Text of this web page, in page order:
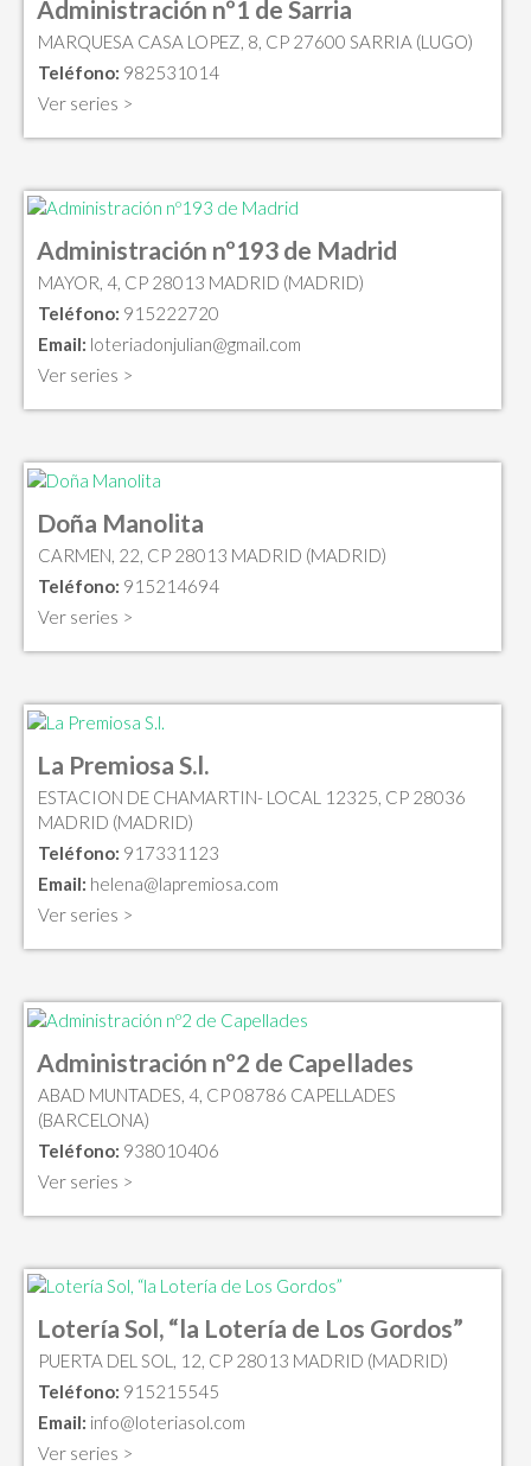
Administración nº1 de Sarria
MARQUESA CASA LOPEZ, 8, CP 27600 SARRIA (LUGO)
Teléfono: 982531014
Ver series >
Administración nº193 de Madrid
MAYOR, 4, CP 28013 MADRID (MADRID)
Teléfono: 915222720
Email: loteriadonjulian@gmail.com
Ver series >
Doña Manolita
CARMEN, 22, CP 28013 MADRID (MADRID)
Teléfono: 915214694
Ver series >
La Premiosa S.l.
ESTACION DE CHAMARTIN- LOCAL 12325, CP 28036
MADRID (MADRID)
Teléfono: 917331123
Email: helena@lapremiosa.com
Ver series >
Administración nº2 de Capellades
ABAD MUNTADES, 4, CP 08786 CAPELLADES
(BARCELONA)
Teléfono: 938010406
Ver series >
Lotería Sol, “la Lotería de Los Gordos”
PUERTA DEL SOL, 12, CP 28013 MADRID (MADRID)
Teléfono: 915215545
Email: info@loteriasol.com
Ver series >